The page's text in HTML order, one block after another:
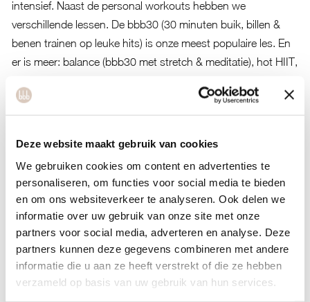
Deze website maakt gebruik van cookies
We gebruiken cookies om content en advertenties te
personaliseren, om functies voor social media te bieden
en om ons websiteverkeer te analyseren. Ook delen we
informatie over uw gebruik van onze site met onze
partners voor social media, adverteren en analyse. Deze
partners kunnen deze gegevens combineren met andere
informatie die u aan ze heeft verstrekt of die ze hebben
verzameld op basis van uw gebruik van hun services.
intensief. Naast de personal workouts hebben we
verschillende lessen. De bbb30 (30 minuten buik, billen &
benen trainen op leuke hits) is onze meest populaire les. En
er is meer: balance (bbb30 met stretch & meditatie), hot HIIT,
de hot cabin. We hebben ook een mooie zaal waar lessen
yoga, Pilates en HIIT worden gegeven.
Wij helpen je bij jouw doelen
Wil je meer (mentale) energie? Afvallen/gezonder
voedingspatroon? Sterker worden of conditie verbeteren?
Een gezonde zwangerschap? Onze deskundige coaches
helpen jou als vrouw naar een fysiek en mentaal gezond
leven.
Tot snel bij bbb health boutique Amsterdam Jordaan
Heb je nog vragen? Je kan ons het beste mailen via